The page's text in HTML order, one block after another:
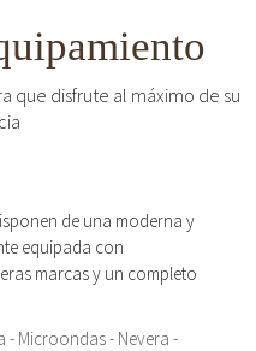
que disfrute al máximo de su
de una moderna y
equipada con
marcas y un completo
- Microondas - Nevera -